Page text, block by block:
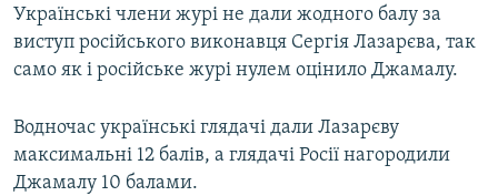
Українські члени журі не дали жодного балу за
виступ російського виконавця Сергія Лазарєва, так
само як і російське журі нулем оцінило Джамалу.
Водночас українські глядачі дали Лазарєву
максимальні 12 балів, а глядачі Росії нагородили
Джамалу 10 балами.